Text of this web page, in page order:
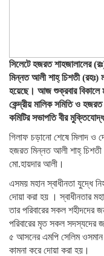
সিলেটে হজরত শাহজালালের
মিন্নত আলী শাহ্ চিশতী (রহঃ)
হয়েছে। আজ শুক্রবার বিকালে
কেন্দ্রীয় মালিক সমিতি ও
কমিটির সভাপতি বীর
গিলাফ চড়ানো শেষে মিলাদ ও
হজরত মিন্নত আলী শাহ্ চিশতী
মো.হায়দার আলী।
এসময় মহান স্বাধীনতা যুদ্ধে
দোয়া করা হয় । স্বাধীনতার
তার পরিবারের সকল শহীদদের
পরিবারের মৃত সকল সদস্যদের
৫ আসনের এমপি সেলিম ওসমান
কামনা করে দোয়া করা হয়।